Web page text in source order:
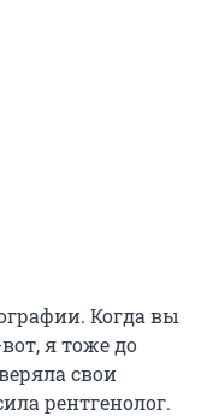
Когда вы
я тоже до
свои
рентгенолог.